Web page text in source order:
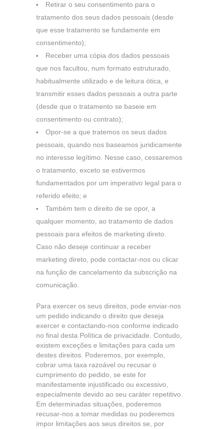
Retirar o seu consentimento para o
tratamento dos seus dados pessoais (desde
que esse tratamento se fundamente em
consentimento);
Receber uma cópia dos dados pessoais
que nos facultou, num formato estruturado,
habitualmente utilizado e de leitura ótica, e
transmitir esses dados pessoais a outra parte
(desde que o tratamento se baseie em
consentimento ou contrato);
Opor-se a que tratemos os seus dados
pessoais, quando nos baseamos juridicamente
no interesse legítimo. Nesse caso, cessaremos
o tratamento, exceto se estivermos
fundamentados por um imperativo legal para o
referido efeito; e
Também tem o direito de se opor, a
qualquer momento, ao tratamento de dados
pessoais para efeitos de marketing direto.
Caso não deseje continuar a receber
marketing direto, pode contactar-nos ou clicar
na função de cancelamento da subscrição na
comunicação.
Para exercer os seus direitos, pode enviar-nos
um pedido indicando o direito que deseja
exercer e contactando-nos conforme indicado
no final desta Política de privacidade. Contudo,
existem exceções e limitações para cada um
destes direitos. Poderemos, por exemplo,
cobrar uma taxa razoável ou recusar o
cumprimento do pedido, se este for
manifestamente injustificado ou excessivo,
especialmente devido ao seu caráter repetitivo.
Em determinadas situações, poderemos
recusar-nos a tomar medidas ou poderemos
impor limitações aos seus direitos se, por